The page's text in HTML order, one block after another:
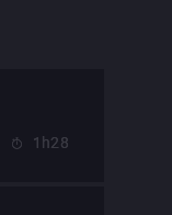
1h28